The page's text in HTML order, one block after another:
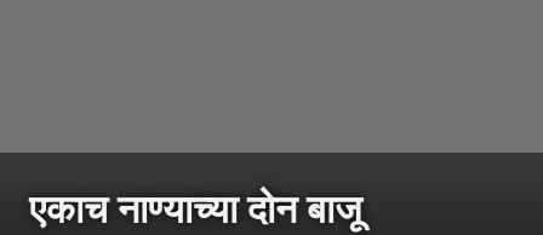
एकाच नाण्याच्या दोन बाजू